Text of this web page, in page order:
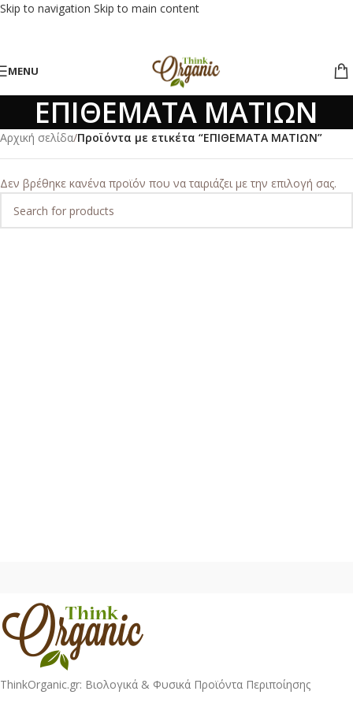
Skip to navigation Skip to main content
MENU
ΕΠΙΘΕΜΑΤΑ ΜΑΤΙΩΝ
Αρχική σελίδα/Προϊόντα με ετικέτα “ΕΠΙΘΕΜΑΤΑ ΜΑΤΙΩΝ”
Δεν βρέθηκε κανένα προϊόν που να ταιριάζει με την επιλογή σας.
ThinkOrganic.gr: Βιολογικά & Φυσικά Προϊόντα Περιποίησης